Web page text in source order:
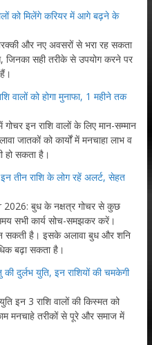
को मिलेंगे करियर में आगे बढ़ने के
और नए अवसरों से भरा रह सकता
सही तरीके से उपयोग करने पर
वालों को होगा मुनाफा, 1 महीने तक
इन राशि वालों के लिए मान-सम्मान
जातकों को कार्यों में मनचाहा लाभ व
हो सकता है।
राशि के लोग रहें अलर्ट, सेहत
बुध के नक्षत्र गोचर से कुछ
सभी कार्य सोच-समझकर करें।
सकती है। इसके अलावा बुध और शनि
बढ़ा सकता है।
दुर्लभ युति, इन राशियों की चमकेगी
इन 3 राशि वालों की किस्मत को
मनचाहे तरीकों से पूरे और समाज में